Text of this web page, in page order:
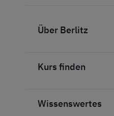
Über Berlitz
Kurs finden
Wissenswertes